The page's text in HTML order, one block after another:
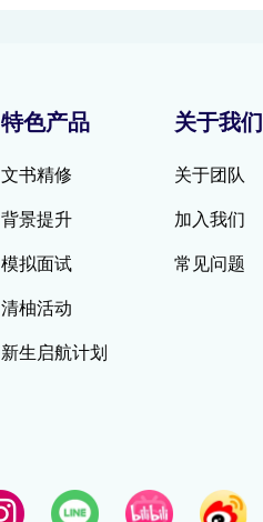
特色产品
文书精修
背景提升
模拟面试
清柚活动
新生启航计划
关于我们
关于团队
加入我们
常见问题